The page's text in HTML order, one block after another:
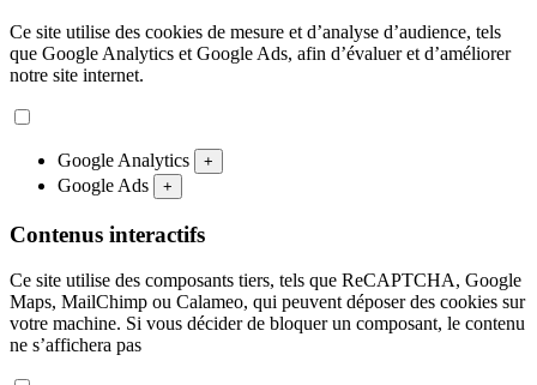
Ce site utilise des cookies de mesure et d’analyse d’audience, tels
que Google Analytics et Google Ads, afin d’évaluer et d’améliorer
notre site internet.
Google Analytics +
Google Ads +
Contenus interactifs
Ce site utilise des composants tiers, tels que ReCAPTCHA, Google
Maps, MailChimp ou Calameo, qui peuvent déposer des cookies sur
votre machine. Si vous décider de bloquer un composant, le contenu
ne s’affichera pas